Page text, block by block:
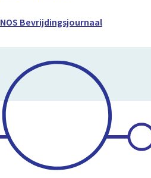
NOS Bevrijdingsjournaal